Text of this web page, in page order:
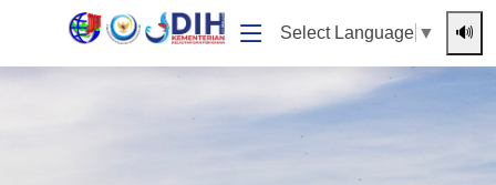
Select Language ▼ 🔊